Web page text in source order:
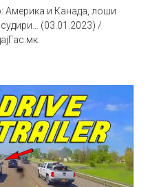
Америка и Канада, лоши
судири… (03.01.2023) /